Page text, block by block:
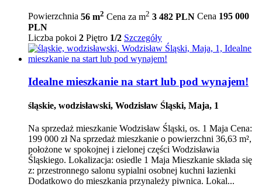
Powierzchnia 56 m2 Cena za m2 3 482 PLN Cena 195 000
PLN
Liczba pokoi 2 Piętro 1/2 Szczegóły
Idealne mieszkanie na start lub pod wynajem!
śląskie, wodzisławski, Wodzisław Śląski, Maja, 1
Na sprzedaż mieszkanie Wodzisław Śląski, os. 1 Maja Cena:
199 000 zł Na sprzedaż mieszkanie o powierzchni 36,63 m²,
położone w spokojnej i zielonej części Wodzisławia
Śląskiego. Lokalizacja: osiedle 1 Maja Mieszkanie składa się
z: przestronnego salonu sypialni osobnej kuchni łazienki
Dodatkowo do mieszkania przynależy piwnica. Lokal...